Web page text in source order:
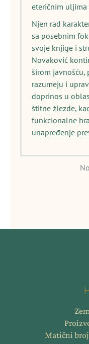
eteričnim uljima
Njen rad
sa posebnim
svoje knjige i
Novaković
širom
razumeju i
doprinos u
štitne žlezde,
funkcionalne
unapređenje
Matični broj: